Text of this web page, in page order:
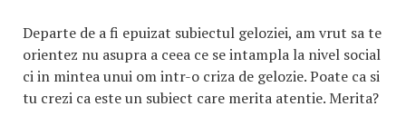
Departe de a fi epuizat subiectul geloziei, am vrut sa te
orientez nu asupra a ceea ce se intampla la nivel social
ci in mintea unui om intr-o criza de gelozie. Poate ca si
tu crezi ca este un subiect care merita atentie. Merita?